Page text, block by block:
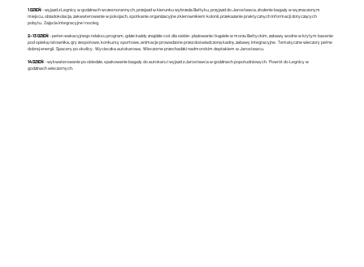
1 DZIEŃ- wyjazd z Legnicy w godzinach wczesnorannych, przejazd w kierunku wybrzeża Bałtyku, przyjazd do Jarosławca, złożenie bagaży w wyznaczonym
miejscu, obiadokolacja, zakwaterowanie w pokojach, spotkanie organizacyjne z kierownikiem kolonii, przekazanie praktycznych informacji dotyczących
pobytu. Zajęcia integracyjne i nocleg.
2–13 DZIEŃ- pełen wakacyjnego relaksu program, gdzie każdy znajdzie coś dla siebie: plażowanie i kąpiele w morzu Bałtyckim, zabawy wodne w krytym basenie
pod opieką ratownika, gry zespołowe, konkursy sportowe, animacje prowadzone przez doświadczoną kadrę, zabawy integracyjne. Tematyczne wieczory pełne
dobrej energii. Spacery po okolicy. Wycieczka autokarowa. Wieczorne przechadzki nadmorskim deptakiem w Jarosławcu.
14 DZIEŃ- wykwaterowanie po obiedzie, spakowanie bagaży do autokaru i wyjazd z Jarosławca w godzinach popołudniowych. Powrót do Legnicy w
godzinach wieczornych.